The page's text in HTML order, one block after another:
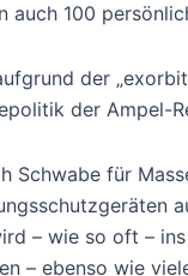
100
der
der Ampel-
Schwabe für
– wie so oft –
– ebenso wie